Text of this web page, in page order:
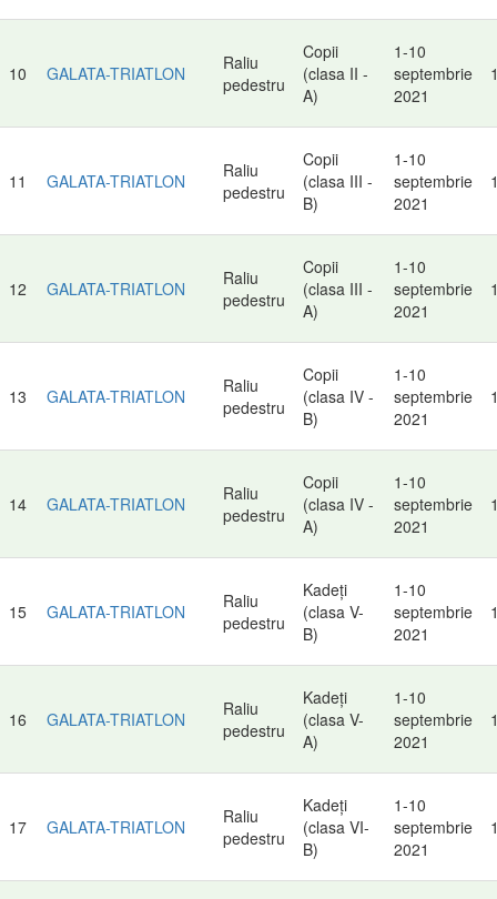
10 GALATA-TRIATLON
Raliu
pedestru
Copii
(clasa II -
A)
1-10
septembrie
2021
11 GALATA-TRIATLON
Raliu
pedestru
Copii
(clasa III -
B)
1-10
septembrie
2021
12 GALATA-TRIATLON
Raliu
pedestru
Copii
(clasa III -
A)
1-10
septembrie
2021
13 GALATA-TRIATLON
Raliu
pedestru
Copii
(clasa IV -
B)
1-10
septembrie
2021
14 GALATA-TRIATLON
Raliu
pedestru
Copii
(clasa IV -
A)
1-10
septembrie
2021
15 GALATA-TRIATLON
Raliu
pedestru
Kadeți
(clasa V-
B)
1-10
septembrie
2021
16 GALATA-TRIATLON
Raliu
pedestru
Kadeți
(clasa V-
A)
1-10
septembrie
2021
17 GALATA-TRIATLON
Raliu
pedestru
Kadeți
(clasa VI-
B)
1-10
septembrie
2021